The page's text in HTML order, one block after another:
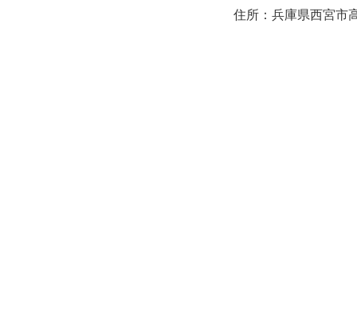
住所：兵庫県西宮市